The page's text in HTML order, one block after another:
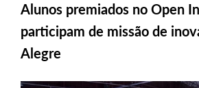
Alunos premiados no Open
participam de missão de
Alegre